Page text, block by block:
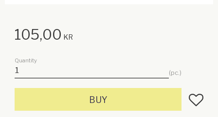
105,00 KR
Quantity
pc.
BUY Add to